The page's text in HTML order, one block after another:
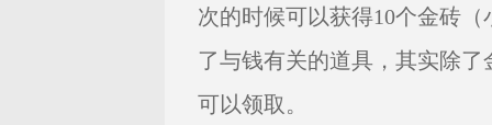
次的时候可以获得10个金砖
了与钱有关的道具，其实除
可以领取。